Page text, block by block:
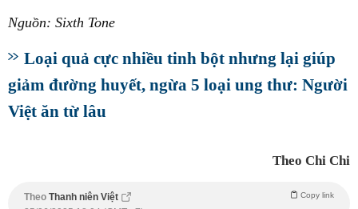
Nguồn: Sixth Tone
Loại quả cực nhiều tinh bột nhưng lại giúp
giảm đường huyết, ngừa 5 loại ung thư: Người
Việt ăn từ lâu
Theo Chi Chi
Theo Thanh niên Việt Copy link